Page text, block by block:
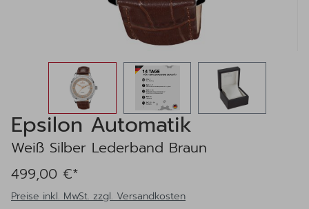
Epsilon Automatik
Weiß Silber Lederband Braun
499,00 €*
Preise inkl. MwSt. zzgl. Versandkosten